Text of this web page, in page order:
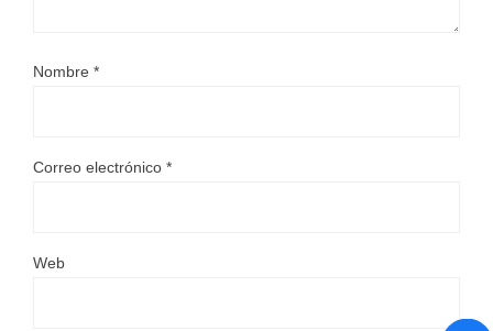
Nombre *
Correo electrónico *
Web